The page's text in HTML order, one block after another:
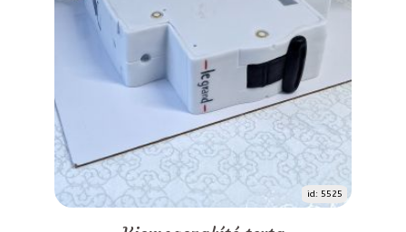
id: 5525